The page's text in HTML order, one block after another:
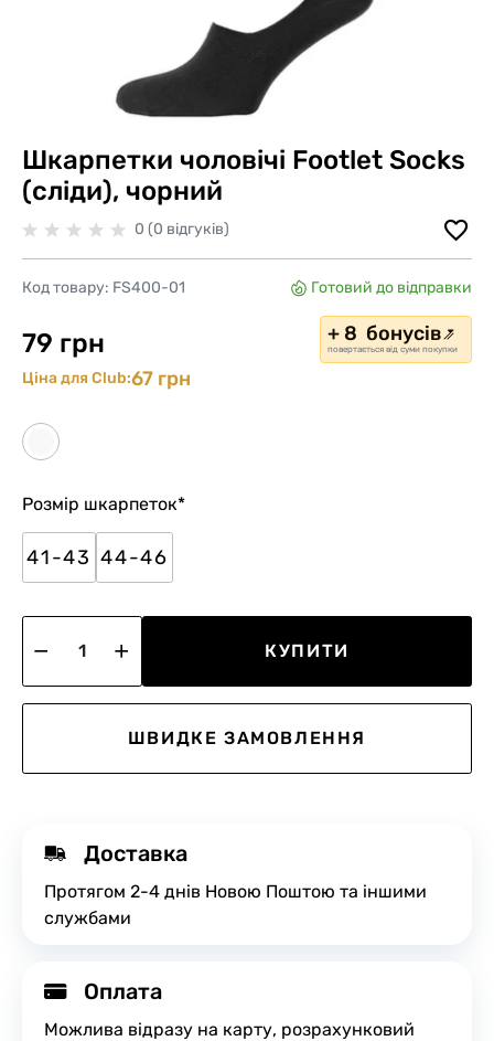
Шкарпетки чоловічі Footlet Socks
(сліди), чорний
0 (0 відгуків)
Код товару: FS400-01 Готовий до відправки
79 грн + 8 бонусів
повертається від суми покупки
Ціна для Club:67 грн
Розмір шкарпеток*
41-43 44-46
КУПИТИ
ШВИДКЕ ЗАМОВЛЕННЯ
Доставка
Протягом 2-4 днів Новою Поштою та іншими
службами
Оплата
Можлива відразу на карту, розрахунковий